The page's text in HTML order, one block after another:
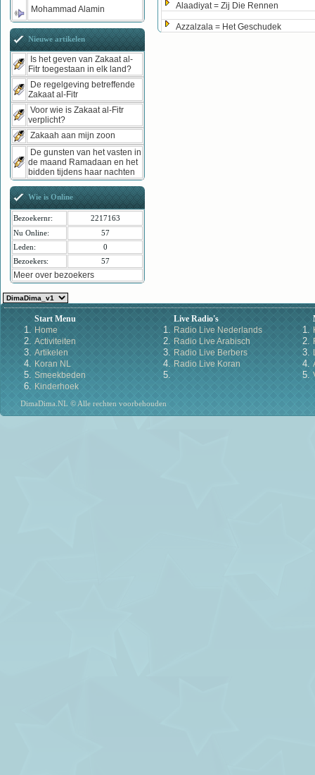
Alaadiyat = Zij Die Rennen
Azzalzala = Het Geschudek
Mohammad Alamin
Nieuwe artikelen
Is het geven van Zakaat al-
Fitr toegestaan in elk land?
De regelgeving betreffende
Zakaat al-Fitr
Voor wie is Zakaat al-Fitr
verplicht?
Zakaah aan mijn zoon
De gunsten van het vasten in
de maand Ramadaan en het
bidden tijdens haar nachten
Wie is Online
Bezoekernr:
2217163
Nu Online:
57
Leden:
0
Bezoekers:
57
Meer over bezoekers
Start Menu
Home
Activiteiten
Artikelen
Koran NL
Smeekbeden
Kinderhoek
Live Radio's
Radio Live Nederlands
Radio Live Arabisch
Radio Live Berbers
Radio Live Koran
DimaDima.NL © Alle rechten voorbehouden